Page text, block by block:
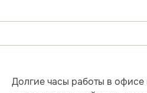
Долгие часы работы в